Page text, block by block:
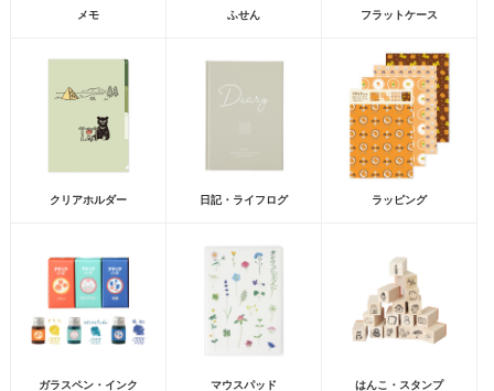
メモ ふせん フラットケース
クリアホルダー 日記・ライフログ ラッピング
ガラスペン・インク マウスパッド はんこ・スタンプ